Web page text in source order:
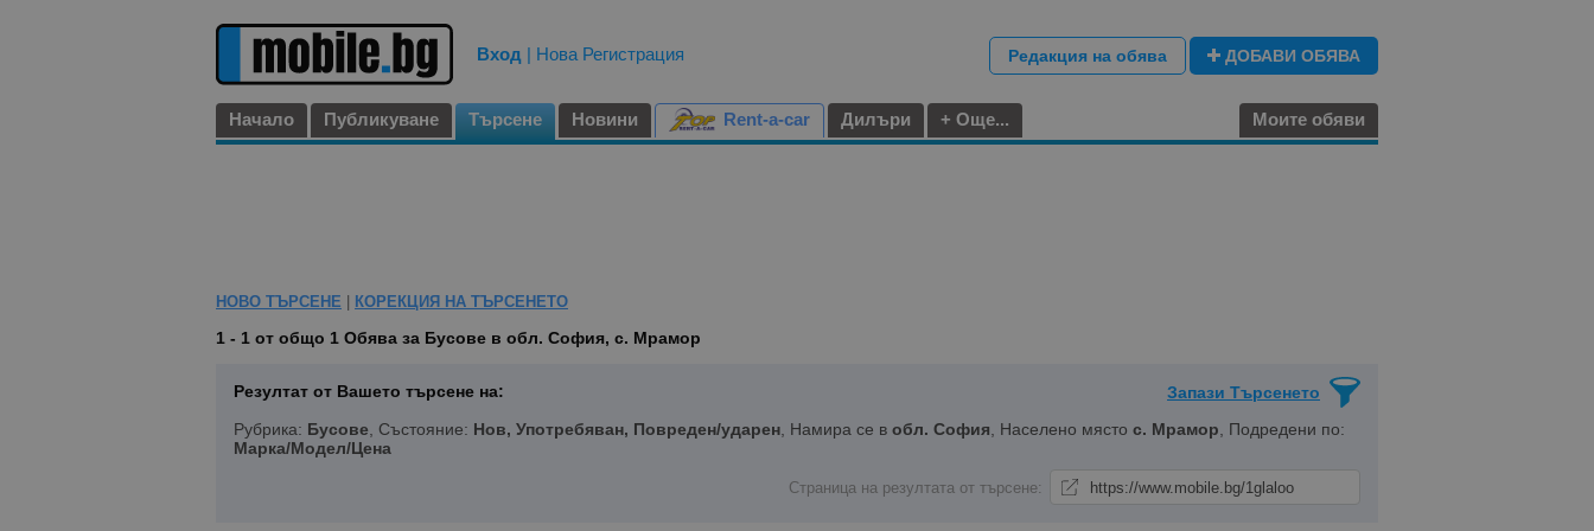
Вход | Нова Регистрация Редакция на обява ДОБАВИ ОБЯВА
Начало Публикуване Търсене Новини Rent-a-car Дилъри + Още... Моите обяви
НОВО ТЪРСЕНЕ КОРЕКЦИЯ НА ТЪРСЕНЕТО
1 - 1 от общо 1 Обява за Бусове в обл. София, с. Мрамор
Резултат от Вашето търсене на:
Запази Търсенето
Рубрика: Бусове, Състояние: Нов, Употребяван, Повреден/ударен, Намира се в обл. София, Населено място с. Мрамор, Подредени по:
Марка/Модел/Цена
Страница на резултата от търсене: